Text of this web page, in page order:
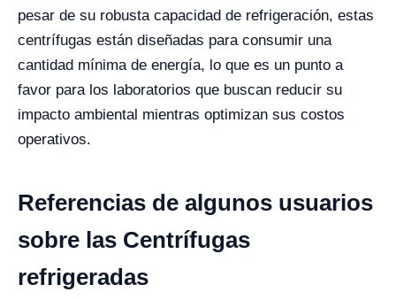
pesar de su robusta capacidad de refrigeración, estas
centrífugas están diseñadas para consumir una
cantidad mínima de energía, lo que es un punto a
favor para los laboratorios que buscan reducir su
impacto ambiental mientras optimizan sus costos
operativos.
Referencias de algunos usuarios
sobre las Centrífugas
refrigeradas